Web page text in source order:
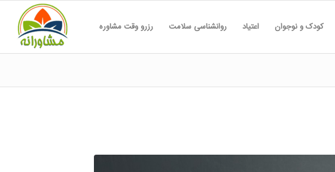
کودک و نوجوان اعتیاد روانشناسی سلامت رزرو وقت مشاوره